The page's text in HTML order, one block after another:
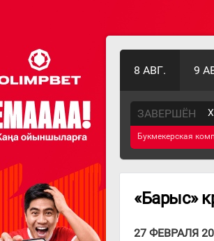
8 АВГ. 9
ЗАВЕРШЁН
Букмекерская
«Барыс»
27 ФЕВРАЛЯ